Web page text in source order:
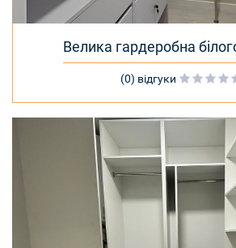
Велика гардеробна
(0) відгуки